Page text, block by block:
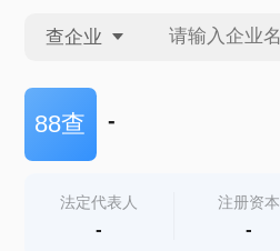
查企业
查企业
查产地
88查 -
法定代表人
-
注册资本
-